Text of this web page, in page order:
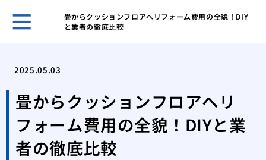
畳からクッションフロアへリフォーム費用の全貌！DIY
と業者の徹底比較
私
2025.05.03
畳からクッションフロアへリ
フォーム費用の全貌！DIYと業
者の徹底比較